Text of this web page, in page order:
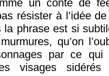
un conte de
résister à l’idée
la phrase est si
qu’on
par ce
visages